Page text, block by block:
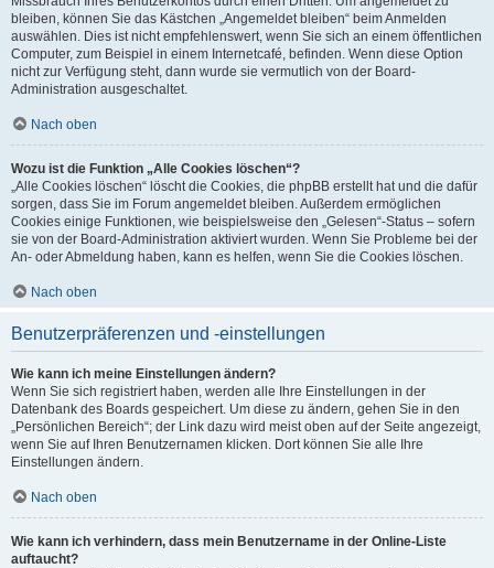
bleiben, können Sie das Kästchen „Angemeldet bleiben“ beim Anmelden
auswählen. Dies ist nicht empfehlenswert, wenn Sie sich an einem öffentlichen
Computer, zum Beispiel in einem Internetcafé, befinden. Wenn diese Option
nicht zur Verfügung steht, dann wurde sie vermutlich von der Board-
Administration ausgeschaltet.
Nach oben
Wozu ist die Funktion „Alle Cookies löschen“?
„Alle Cookies löschen“ löscht die Cookies, die phpBB erstellt hat und die dafür
sorgen, dass Sie im Forum angemeldet bleiben. Außerdem ermöglichen
Cookies einige Funktionen, wie beispielsweise den „Gelesen“-Status – sofern
sie von der Board-Administration aktiviert wurden. Wenn Sie Probleme bei der
An- oder Abmeldung haben, kann es helfen, wenn Sie die Cookies löschen.
Nach oben
Benutzerpräferenzen und -einstellungen
Wie kann ich meine Einstellungen ändern?
Wenn Sie sich registriert haben, werden alle Ihre Einstellungen in der
Datenbank des Boards gespeichert. Um diese zu ändern, gehen Sie in den
„Persönlichen Bereich“; der Link dazu wird meist oben auf der Seite angezeigt,
wenn Sie auf Ihren Benutzernamen klicken. Dort können Sie alle Ihre
Einstellungen ändern.
Nach oben
Wie kann ich verhindern, dass mein Benutzername in der Online-Liste
auftaucht?